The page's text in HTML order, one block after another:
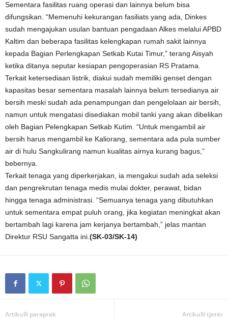
Sementara fasilitas ruang operasi dan lainnya belum bisa
difungsikan. “Memenuhi kekurangan fasiliats yang ada, Dinkes
sudah mengajukan usulan bantuan pengadaan Alkes melalui APBD
Kaltim dan beberapa fasilitas kelengkapan rumah sakit lainnya
kepada Bagian Perlengkapan Setkab Kutai Timur,” terang Aisyah
ketika ditanya seputar kesiapan pengoperasian RS Pratama.
Terkait ketersediaan listrik, diakui sudah memiliki genset dengan
kapasitas besar sementara masalah lainnya belum tersedianya air
bersih meski sudah ada penampungan dan pengelolaan air bersih,
namun untuk mengatasi disediakan mobil tanki yang akan dibelikan
oleh Bagian Pelengkapan Setkab Kutim. “Untuk mengambil air
bersih harus mengambil ke Kaliorang, sementara ada pula sumber
air di hulu Sangkulirang namun kualitas airnya kurang bagus,”
bebernya.
Terkait tenaga yang diperkerjakan, ia mengakui sudah ada seleksi
dan pengrekrutan tenaga medis mulai dokter, perawat, bidan
hingga tenaga administrasi. “Semuanya tenaga yang dibutuhkan
untuk sementara empat puluh orang, jika kegiatan meningkat akan
bertambah lagi karena jam kerjanya bertambah,” jelas mantan
Direktur RSU Sangatta ini. (SK-03/SK-14)
Artikulli paraprak Artikulli tjetër